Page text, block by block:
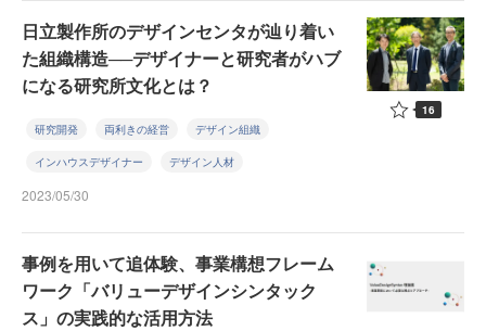
日立製作所のデザインセンタが辿り着い
た組織構造──デザイナーと研究者がハブ
になる研究所文化とは？
研究開発 両利きの経営 デザイン組織
インハウスデザイナー デザイン人材
2023/05/30
16
事例を用いて追体験、事業構想フレーム
ワーク「バリューデザインシンタック
ス」の実践的な活用方法